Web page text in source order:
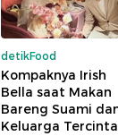
detikFood
Kompaknya Irish
Bella saat Makan
Bareng Suami
Keluarga Tercinta